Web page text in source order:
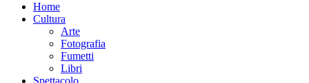
Home
Cultura
Arte
Fotografia
Fumetti
Libri
Spettacolo